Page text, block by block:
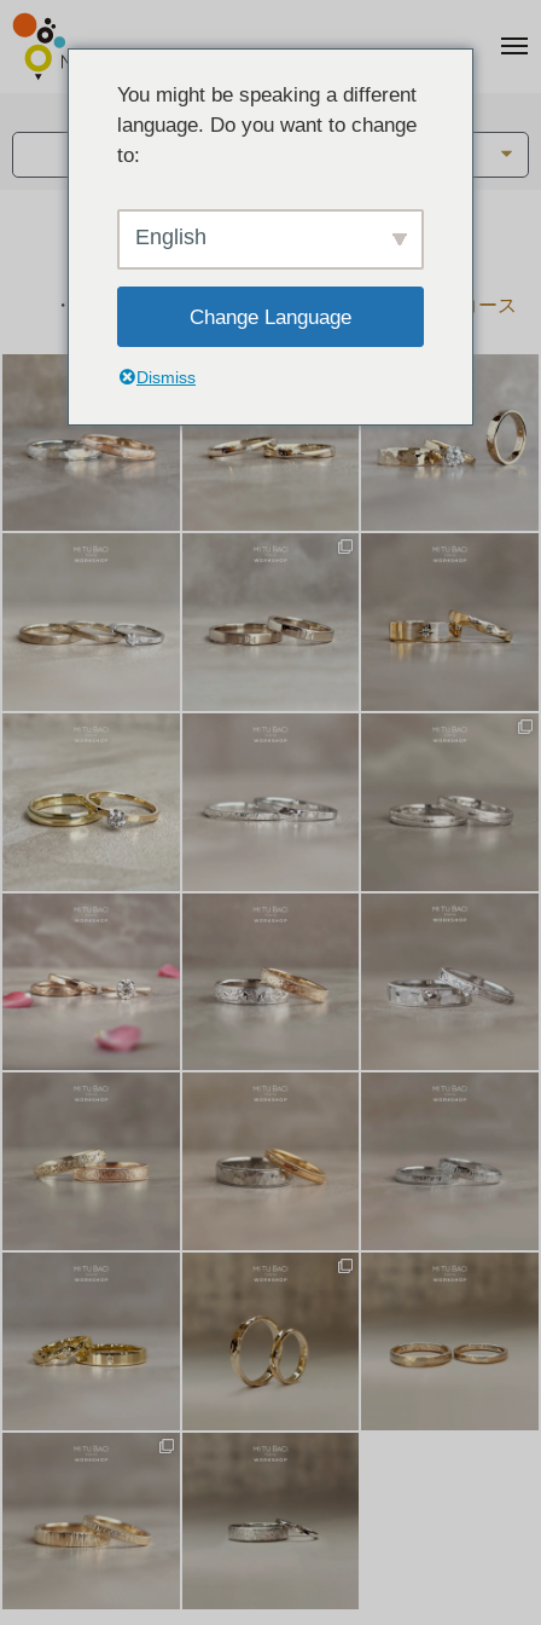
結婚指輪とペアリングのデザイン集
下記コースで手作りされた作品をご紹介します
手作り結婚指輪コース
手作りペアリングコース
You might be speaking a different
language. Do you want to change
to:
English
Change Language
Dismiss